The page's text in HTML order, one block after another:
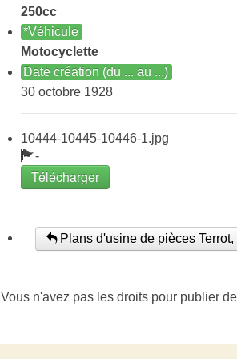
250cc
*Véhicule
Motocyclette
Date création (du ... au ...)
30 octobre 1928
10444-10445-10446-1.jpg
-
Télécharger
Plans d'usine de pièces Terrot,
Vous n'avez pas les droits pour publier